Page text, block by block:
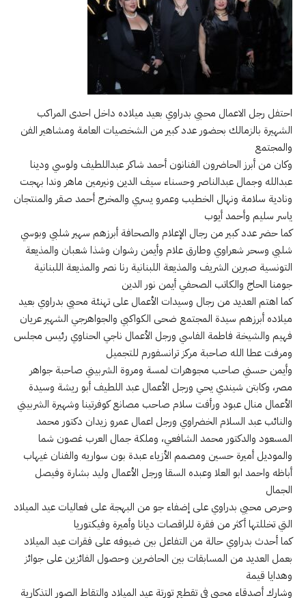
احتفل رجل الاعمال محيي بدراوي بعيد ميلاده داخل احدى المراكب
الشهيرة بالزمالك بحضور عدد كبير من الشخصيات العامة ومشاهير الفن
والمجتمع
وكان من أبرز الحاضرون الفنانون أحمد شاكر عبداللطيف ولوسي ودينا
عبدالله وجمال عبدالناصر وحسناء سيف الدين ونيرمين ماهر وندا بهجت
ونادية سلامة ونهال الخطيب وعمرو يسري والمخرج أحمد صقر والمنتجان
ياسر سليم وأحمد أيوب
كما حضر عدد كبير من رجال الإعلام والصحافة أبرزهم سهير شلبي وبوسي
شلبي وسحر شعراوي وطارق علام وأيمن رشوان وشذا شعبان والمذيعة
التونسية صبرين الشريف والمذيعة اللبنانية رنا نصر والمذيعة اللبنانية
جومنا الحاج والكاتب الصحفي أيمن نور الدين
كما اهتم العديد من رجال وسيدات الأعمال على تهنئة محيي بدراوي بعيد
ميلاده أبرزهم سيدة المجتمع ضحى الكواكبي والجواهرجي الشهير عريان
فهيم والشيخة فاطمة الفاسي ورجل الأعمال ناجي الحناوي رئيس مجلس
ومرفت عطا الله صاحبة مركز ترانسفورم للتجميل
وأيمن حسني صاحب مجوهرات لمسة ومروة الشربيني صاحبة جواهر
مصر، وكابتن شيندي يحي ورجل الأعمال عبد اللطيف أبو ريشة وسيدة
الأعمال منال عبود ورأفت سلام صاحب مصانع كوفرتينا وشهيرة الشربيني
والنائب عبد السلام الخضراوي ورجل اعمال عمرو زيدان دكتور محمد
المسعود والدكتور محمد الشافعي، وملكة جمال العرب غصون شما
والموديل أميرة حسين ومصمم الأزياء عبدة بون سواريه والفنان غيهاب
أباظه واحمد ابو العلا وعبده السقا ورجل الأعمال وليد بشارة وفيصل
الجمال
وحرص محيي بدراوي على إضفاء جو من البهجة على فعاليات عيد الميلاد
التي تخللتها أكثر من فقرة للراقصات ديانا وأميرة وفيكتوريا
كما أحدث بدراوي حالة من التفاعل بين ضيوفه على فقرات عيد الميلاد
بعمل العديد من المسابقات بين الحاضرين وحصول الفائزين على جوائز
وهدايا قيمة
وشارك أصدقاء محيي في تقطع تورتة عيد الميلاد والتقاط الصور التذكارية